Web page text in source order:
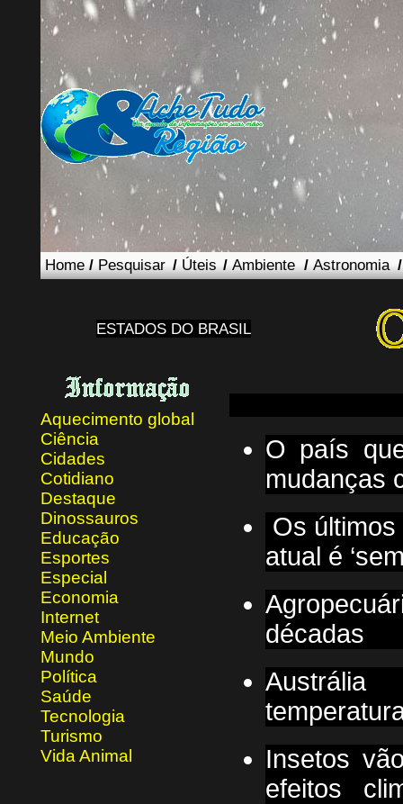
Home /Pesquisar /Úteis /Ambiente /Astronomia
ESTADOS DO BRASIL
Aquecimento global
Ciência
Cidades
Cotidiano
Destaque
Dinossauros
Educação
Esportes
Especial
Economia
Internet
Meio Ambiente
Mundo
Política
Saúde
Tecnologia
Turismo
Vida Animal
O país
mudanças
Os
atual é
décadas
Insetos
efeitos